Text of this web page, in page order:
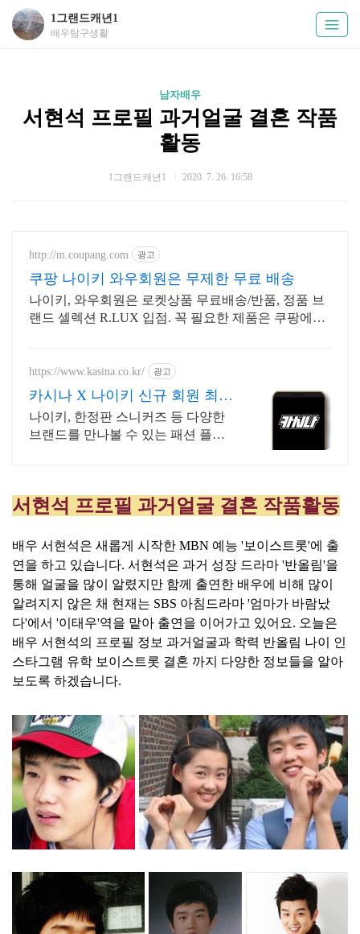
1그랜드캐년1
배우탐구생활
남자배우
서현석 프로필 과거얼굴 결혼 작품
활동
1그랜드캐년1 2020. 7. 26. 16:58
http://m.coupang.com 광고
쿠팡 나이키 와우회원은 무제한 무료 배송
나이키, 와우회원은 로켓상품 무료배송/반품, 정품 브
랜드 셀렉션 R.LUX 입점. 꼭 필요한 제품은 쿠팡에서
https://www.kasina.co.kr/ 광고
카시나 X 나이키 신규 회원 최대
20% 할인
나이키, 한정판 스니커즈 등 다양한
브랜드를 만나볼 수 있는 패션 플랫
서현석 프로필 과거얼굴 결혼 작품활동
배우 서현석은 새롭게 시작한 MBN 예능 '보이스트롯'에 출
연을 하고 있습니다. 서현석은 과거 성장 드라마 '반올림'을
통해 얼굴을 많이 알렸지만 함께 출연한 배우에 비해 많이
알려지지 않은 채 현재는 SBS 아침드라마 '엄마가 바람났
다'에서 '이태우'역을 맡아 출연을 이어가고 있어요. 오늘은
배우 서현석의 프로필 정보 과거얼굴과 학력 반올림 나이 인
스타그램 유학 보이스트롯 결혼 까지 다양한 정보들을 알아
보도록 하겠습니다.